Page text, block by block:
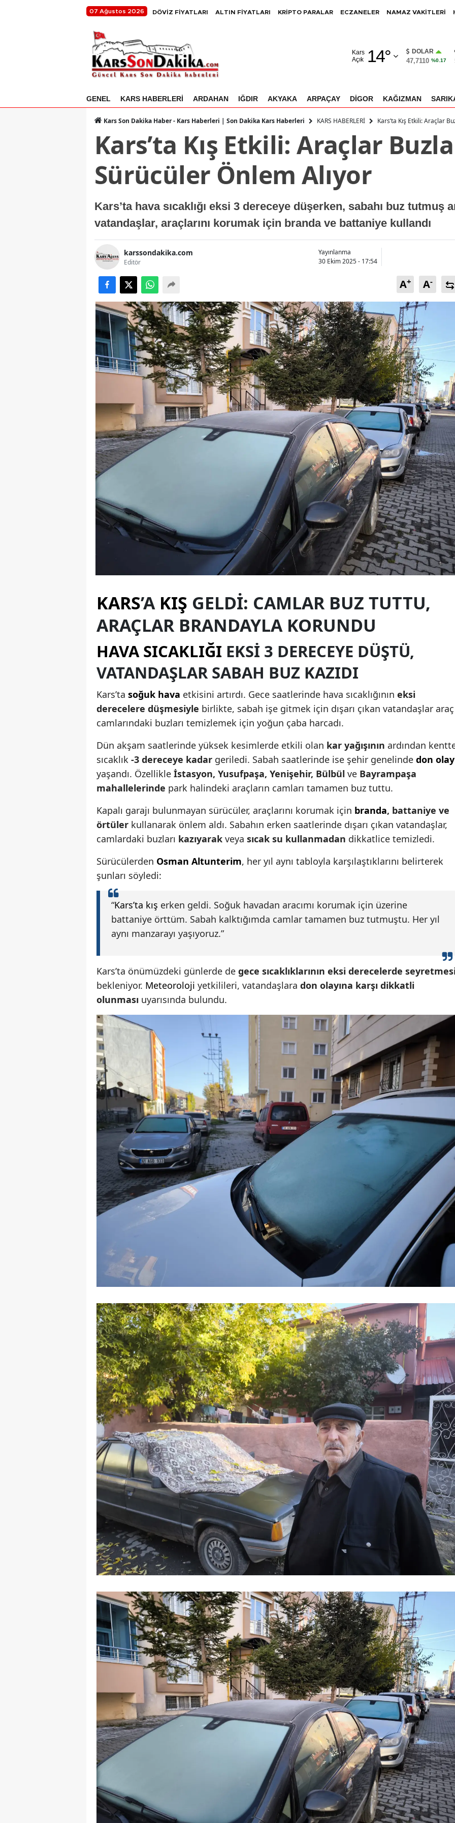
07 Ağustos 2026 DÖVİZ FİYATLARI ALTIN FİYATLARI KRİPTO PARALAR ECZANELER NAMAZ VAKİTLERİ
Kars
Açık
14°
Adıyaman
Antalya
Artvin
Balıkesir
Bilecik
Bingöl
Bolu
Burdur
Bursa
Çanakkale
Çankırı
Çorum
Denizli
Diyarbakır
Edirne
Elazığ
Erzincan
Erzurum
Eskişehir
Gaziantep
Hakkari
Hatay
Mersin
Kars
Kastamonu
Kırklareli
Kırşehir
Kocaeli
Kütahya
Kahramanmaraş
Mardin
Muş
Nevşehir
Niğde
Ordu
Rize
Sakarya
Samsun
Sinop
Sivas
Tekirdağ
Trabzon
Tunceli
Şanlıurfa
Uşak
Van
Yozgat
Zonguldak
Aksaray
Bayburt
Karaman
Bartın
Ardahan
Iğdır
Yalova
Karabük
Kilis
Osmaniye
Düzce
DOLAR
47,7110 %0.17
GENEL KARS HABERLERİ ARDAHAN IĞDIR AKYAKA ARPAÇAY DİGOR KAĞIZMAN
Kars Son Dakika Haber - Kars Haberleri | Son Dakika Kars Haberleri KARS HABERLERİ Kars’ta Kış Etkili: Araçlar
Kars’ta Kış Etkili: Araçlar
Sürücüler Önlem Alıyor
Kars’ta hava sıcaklığı eksi 3 dereceye düşerken, sabahı buz tutmuş
vatandaşlar, araçlarını korumak için branda ve battaniye kullandı
karssondakika.com
Editör
Yayınlanma
30 Ekim 2025 - 17:54
A+ A-
KARS’A KIŞ GELDI: CAMLAR BUZ TUTTU,
ARAÇLAR BRANDAYLA KORUNDU
HAVA SICAKLIĞI EKSI 3 DERECEYE DÜŞTÜ,
VATANDAŞLAR SABAH BUZ KAZIDI
Kars’ta soğuk hava etkisini artırdı. Gece saatlerinde hava sıcaklığının eksi
derecelere düşmesiyle birlikte, sabah işe gitmek için dışarı çıkan vatandaşlar araç
camlarındaki buzları temizlemek için yoğun çaba harcadı.
Dün akşam saatlerinde yüksek kesimlerde etkili olan kar yağışının ardından
sıcaklık -3 dereceye kadar geriledi. Sabah saatlerinde ise şehir genelinde don
yaşandı. Özellikle İstasyon, Yusufpaşa, Yenişehir, Bülbül ve Bayrampaşa
mahallelerinde park halindeki araçların camları tamamen buz tuttu.
Kapalı garajı bulunmayan sürücüler, araçlarını korumak için branda, battaniye ve
örtüler kullanarak önlem aldı. Sabahın erken saatlerinde dışarı çıkan vatandaşlar,
camlardaki buzları kazıyarak veya sıcak su kullanmadan dikkatlice temizledi.
Sürücülerden Osman Altunterim, her yıl aynı tabloyla karşılaştıklarını belirterek
şunları söyledi:
“Kars’ta kış erken geldi. Soğuk havadan aracımı korumak için üzerine
battaniye örttüm. Sabah kalktığımda camlar tamamen buz tutmuştu. Her yıl
aynı manzarayı yaşıyoruz.”
Kars’ta önümüzdeki günlerde de gece sıcaklıklarının eksi derecelerde
bekleniyor. Meteoroloji yetkilileri, vatandaşlara don olayına karşı dikkatli
olunması uyarısında bulundu.